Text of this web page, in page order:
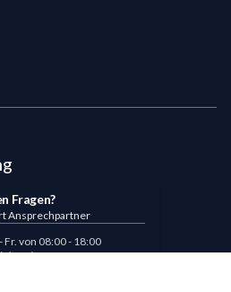
Fragen?
Ansprechpartner
Fr. von 08:00 - 18:00
40 / 85 180 180